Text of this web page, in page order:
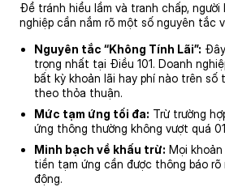
Để tránh hiểu lầm và tranh chấp, người
nghiệp cần nắm rõ một số nguyên tắc
Nguyên tắc “Không Tính Lãi”:
trọng nhất tại Điều 101. Doanh
bất kỳ khoản lãi hay phí nào trên số
theo thỏa thuận.
Mức tạm ứng tối đa: Trừ trường
ứng thông thường không vượt quá
Minh bạch về khấu trừ: Mọi
tiền tạm ứng cần được thông báo rõ
động.